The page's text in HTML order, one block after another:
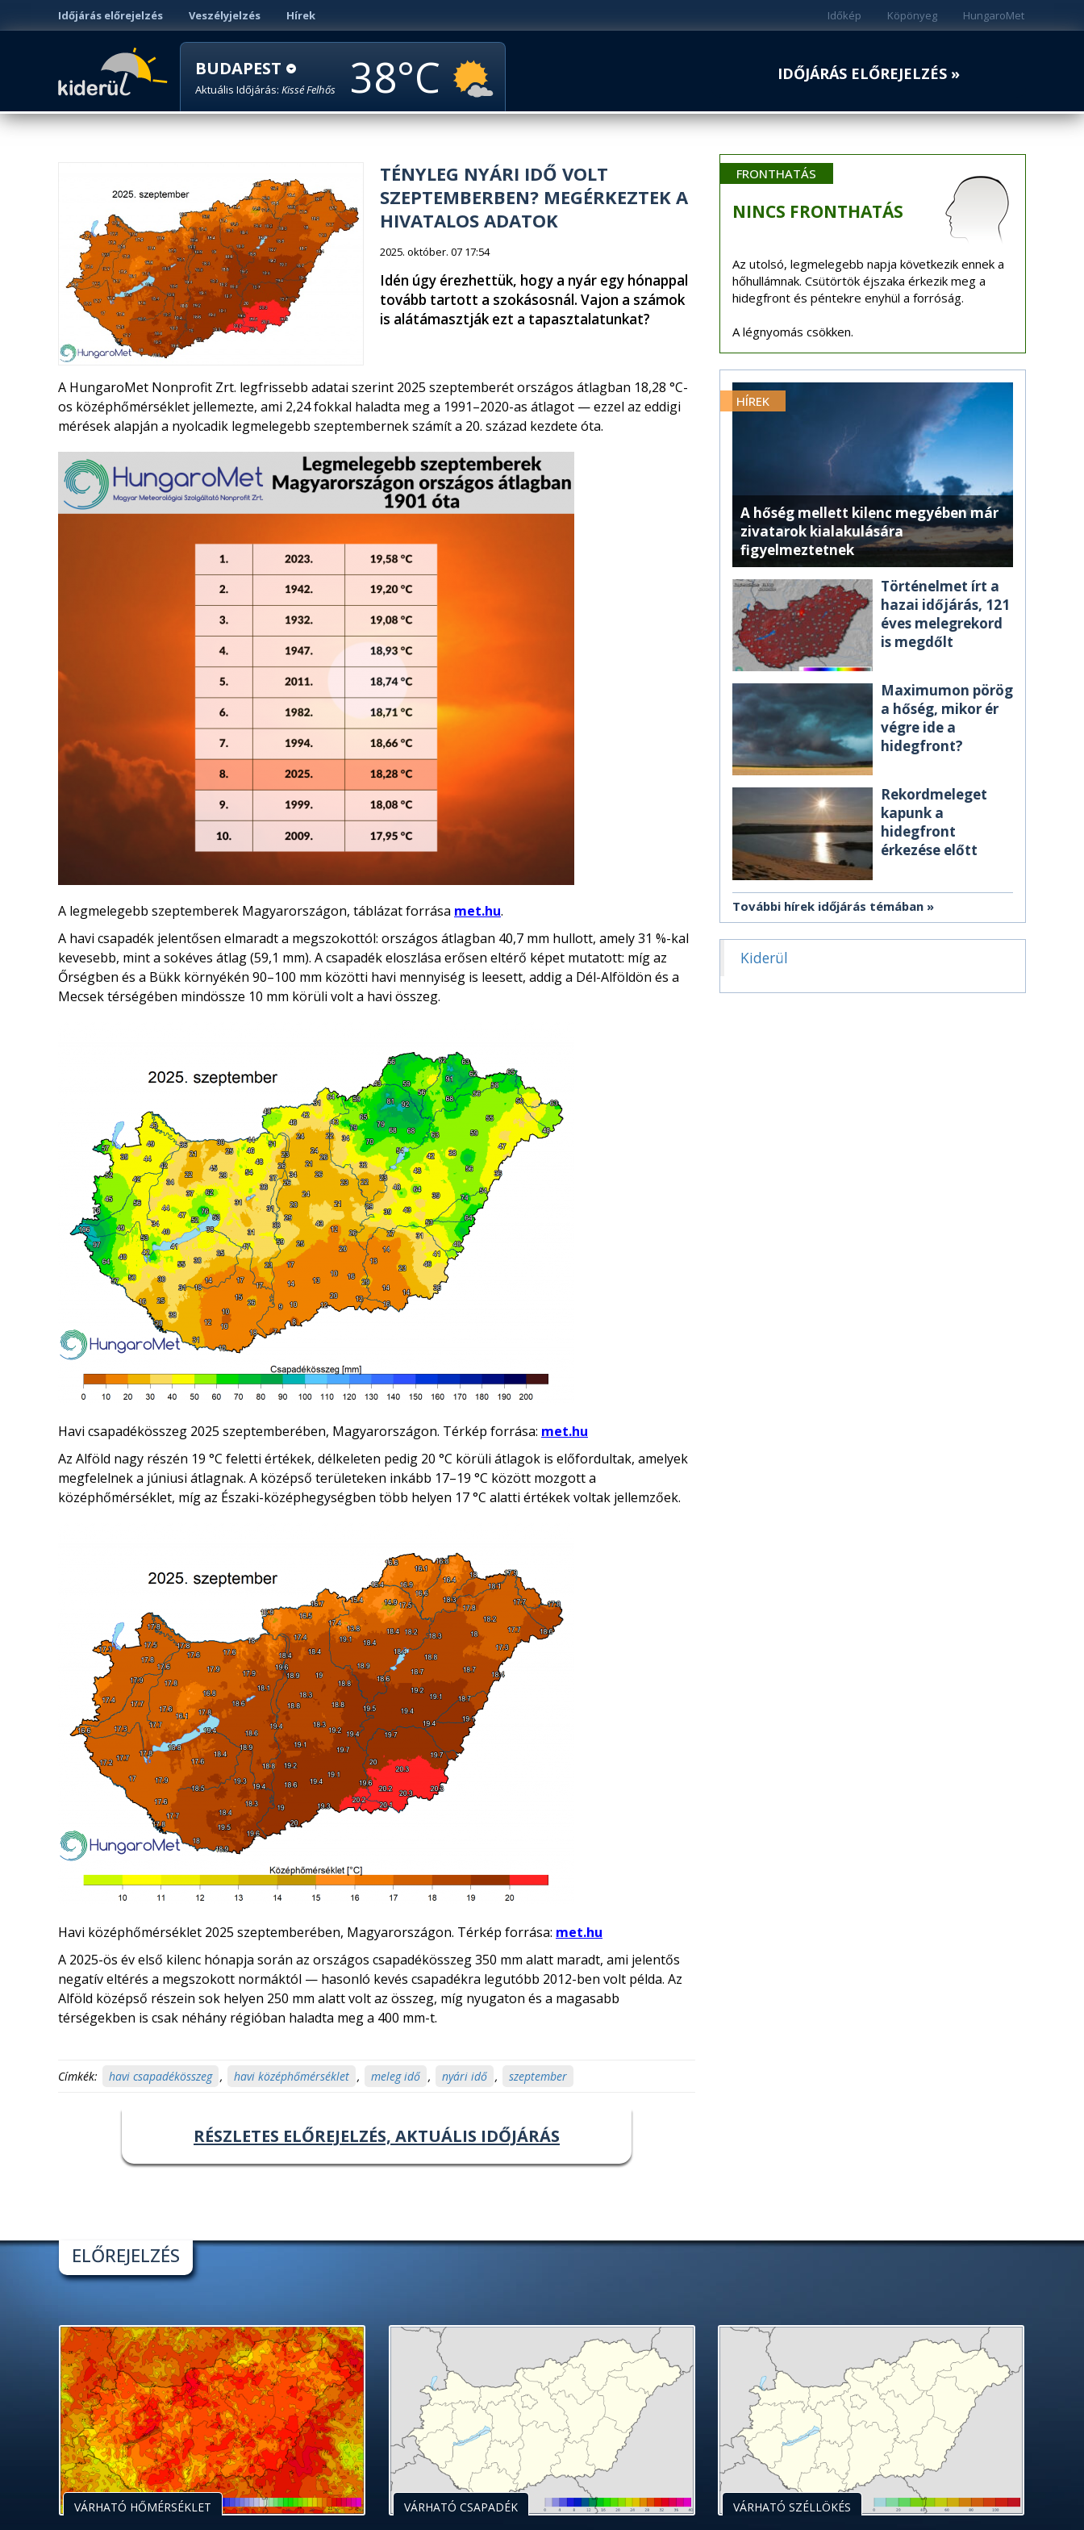
Időjárás előrejelzés Veszélyjelzés Hírek HungaroMet
Köpönyeg
Időkép
BUDAPEST
Aktuális Időjárás: Kissé Felhős 38 IDŐJÁRÁS ELŐREJELZÉS »
TÉNYLEG NYÁRI IDŐ VOLT
SZEPTEMBERBEN? MEGÉRKEZTEK A
HIVATALOS ADATOK
2025. október. 07 17:54
Idén úgy érezhettük, hogy a nyár egy hónappal
tovább tartott a szokásosnál. Vajon a számok
is alátámasztják ezt a tapasztalatunkat?
A HungaroMet Nonprofit Zrt. legfrissebb adatai szerint 2025 szeptemberét országos átlagban 18,28 °C-
os középhőmérséklet jellemezte, ami 2,24 fokkal haladta meg a 1991–2020-as átlagot — ezzel az eddigi
mérések alapján a nyolcadik legmelegebb szeptembernek számít a 20. század kezdete óta.
A legmelegebb szeptemberek Magyarországon, táblázat forrása met.hu.
A havi csapadék jelentősen elmaradt a megszokottól: országos átlagban 40,7 mm hullott, amely 31 %-kal
kevesebb, mint a sokéves átlag (59,1 mm). A csapadék eloszlása erősen eltérő képet mutatott: míg az
Őrségben és a Bükk környékén 90–100 mm közötti havi mennyiség is leesett, addig a Dél-Alföldön és a
Mecsek térségében mindössze 10 mm körüli volt a havi összeg.
Havi csapadékösszeg 2025 szeptemberében, Magyarországon. Térkép forrása: met.hu
Az Alföld nagy részén 19 °C feletti értékek, délkeleten pedig 20 °C körüli átlagok is előfordultak, amelyek
megfelelnek a júniusi átlagnak. A középső területeken inkább 17–19 °C között mozgott a
középhőmérséklet, míg az Északi-középhegységben több helyen 17 °C alatti értékek voltak jellemzőek.
Havi középhőmérséklet 2025 szeptemberében, Magyarországon. Térkép forrása: met.hu
A 2025-ös év első kilenc hónapja során az országos csapadékösszeg 350 mm alatt maradt, ami jelentős
negatív eltérés a megszokott normáktól — hasonló kevés csapadékra legutóbb 2012-ben volt példa. Az
Alföld középső részein sok helyen 250 mm alatt volt az összeg, míg nyugaton és a magasabb
térségekben is csak néhány régióban haladta meg a 400 mm-t.
Címkék: havi csapadékösszeg , havi középhőmérséklet , meleg idő , nyári idő , szeptember
RÉSZLETES ELŐREJELZÉS, AKTUÁLIS IDŐJÁRÁS
FRONTHATÁS
NINCS FRONTHATÁS
Az utolsó, legmelegebb napja következik ennek a
hőhullámnak. Csütörtök éjszaka érkezik meg a
hidegfront és péntekre enyhül a forróság.
A légnyomás csökken.
HÍREK
A hőség mellett kilenc megyében már
zivatarok kialakulására
figyelmeztetnek
Történelmet írt a
hazai időjárás, 121
éves melegrekord
is megdőlt
Maximumon pörög
a hőség, mikor ér
végre ide a
hidegfront?
Rekordmeleget
kapunk a
hidegfront
érkezése előtt
További hírek időjárás témában
Kiderül
ELŐREJELZÉS
VÁRHATÓ HŐMÉRSÉKLET VÁRHATÓ CSAPADÉK VÁRHATÓ SZÉLLÖKÉS